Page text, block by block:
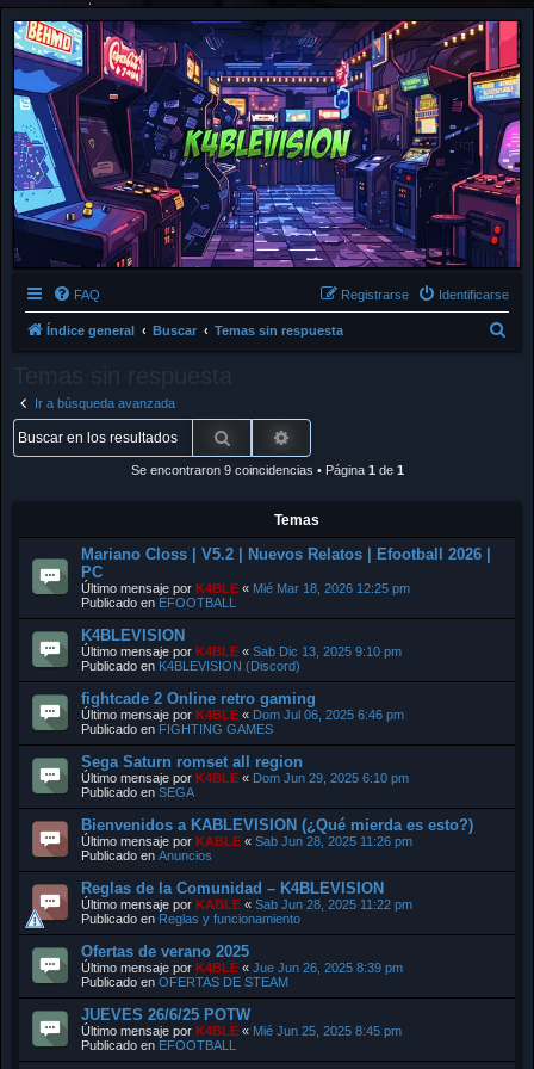
FAQ Identificarse
Registrarse
Índice general Buscar Temas sin respuesta
Ir a búsqueda avanzada
Buscar
Se encontraron 9 coincidencias • Página 1 de 1
Temas
Mariano Closs | V5.2 | Nuevos Relatos | Efootball 2026 |
PC
Último mensaje por K4BLE « Mié Mar 18, 2026 12:25 pm
Publicado en EFOOTBALL
K4BLEVISION
Último mensaje por K4BLE « Sab Dic 13, 2025 9:10 pm
Publicado en K4BLEVISION (Discord)
fightcade 2 Online retro gaming
Último mensaje por K4BLE « Dom Jul 06, 2025 6:46 pm
Publicado en FIGHTING GAMES
Sega Saturn romset all region
Último mensaje por K4BLE « Dom Jun 29, 2025 6:10 pm
Publicado en SEGA
Bienvenidos a KABLEVISION (¿Qué mierda es esto?)
Último mensaje por KABLE « Sab Jun 28, 2025 11:26 pm
Publicado en Anuncios
Reglas de la Comunidad – K4BLEVISION
Último mensaje por KABLE « Sab Jun 28, 2025 11:22 pm
Publicado en Reglas y funcionamiento
Ofertas de verano 2025
Último mensaje por K4BLE « Jue Jun 26, 2025 8:39 pm
Publicado en OFERTAS DE STEAM
JUEVES 26/6/25 POTW
Último mensaje por K4BLE « Mié Jun 25, 2025 8:45 pm
Publicado en EFOOTBALL